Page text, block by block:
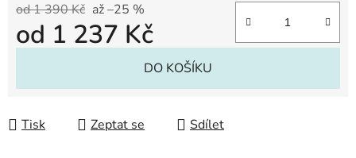
od 1 390 Kč až –25 %
od 1 237 Kč
DO KOŠÍKU
Tisk Zeptat se Sdílet